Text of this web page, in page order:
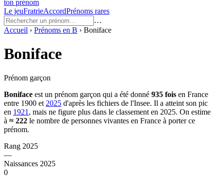
ton prénom
Le jeuFratrieAccordPrénoms rares
…
Accueil › Prénoms en B › Boniface
Boniface
Prénom garçon
Boniface est un prénom garçon qui a été donné 935 fois en France
entre 1900 et 2025 d'après les fichiers de l'Insee. Il a atteint son pic
en 1921 , mais ne figure plus dans le classement en 2025. On estime
à ≈ 222 le nombre de personnes vivantes en France à porter ce
prénom.
Rang 2025
—
Naissances 2025
0